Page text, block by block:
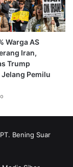
Warga AS
Iran,
Trump
Pemilu
Bening Suar